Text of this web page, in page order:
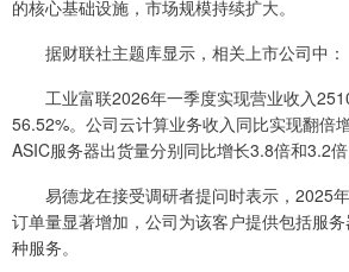
的核心基础设施，市场规模持续扩大。
据财联社主题库显示，相关上市公司中：
工业富联2026年一季度实现营业收入
56.52%。公司云计算业务收入同比实现翻倍
ASIC服务器出货量分别同比增长3.8倍和3.2倍
易德龙在接受调研者提问时表示，2025
订单量显著增加，公司为该客户提供包括服
种服务。